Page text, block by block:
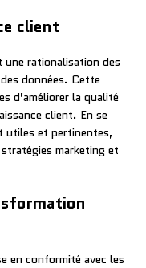
client
une rationalisation des
données. Cette
d’améliorer la qualité
client. En se
utiles et pertinentes,
marketing et
en conformité avec les